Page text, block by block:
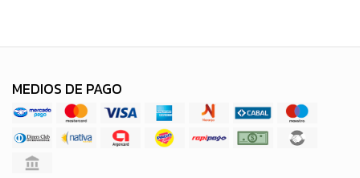
MEDIOS DE PAGO